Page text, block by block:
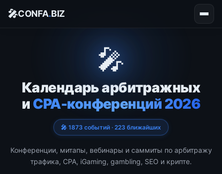
🎤CONFA.BIZ
🎤
Календарь арбитражных
и CPA-конференций 2026
🎤 1873 событий · 223 ближайших
Конференции, митапы, вебинары и саммиты по арбитражу
трафика, CPA, iGaming, gambling, SEO и крипте.